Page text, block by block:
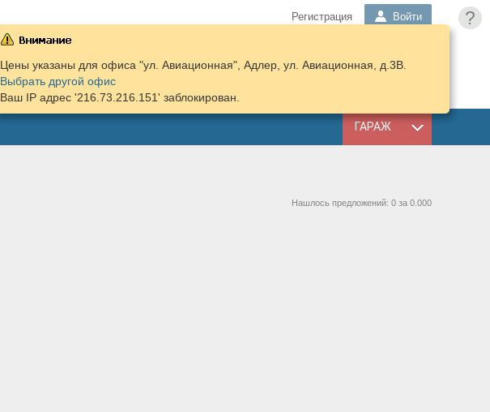
?
Регистрация Войти
КОРЗИНА
ПОДОБРАТЬ
ГАРАЖ
Цены указаны для офиса "ул. Авиационная", Адлер, ул. Авиационная, д.3В.
Выбрать другой офис
Ваш IP адрес '216.73.216.151' заблокирован.
Нашлось предложений: 0 за 0.000